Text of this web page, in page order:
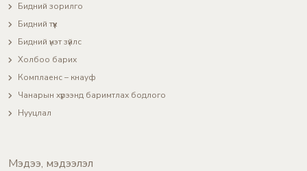
Бидний зорилго
Бидний түүх
Бидний үнэт зүйлс
Холбоо барих
Комплаенс – кнауф
Чанарын хүрээнд баримтлах бодлого
Нууцлал
Мэдээ, мэдээлэл